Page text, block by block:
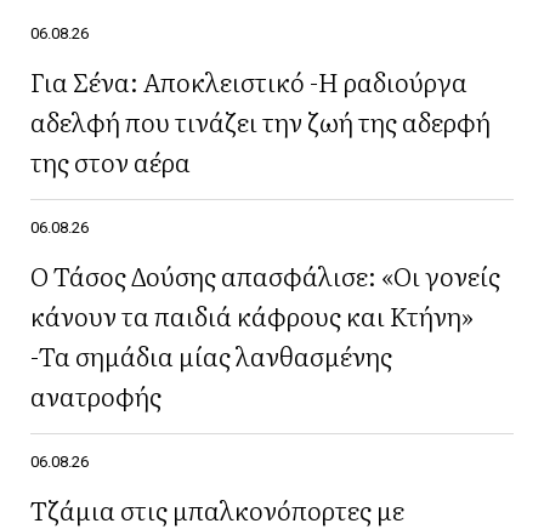
06.08.26
Για Σένα: Αποκλειστικό -Η ραδιούργα
αδελφή που τινάζει την ζωή της αδερφή
της στον αέρα
06.08.26
Ο Τάσος Δούσης απασφάλισε: «Οι γονείς
κάνουν τα παιδιά κάφρους και Κτήνη»
-Τα σημάδια μίας λανθασμένης
ανατροφής
06.08.26
Τζάμια στις μπαλκονόπορτες με